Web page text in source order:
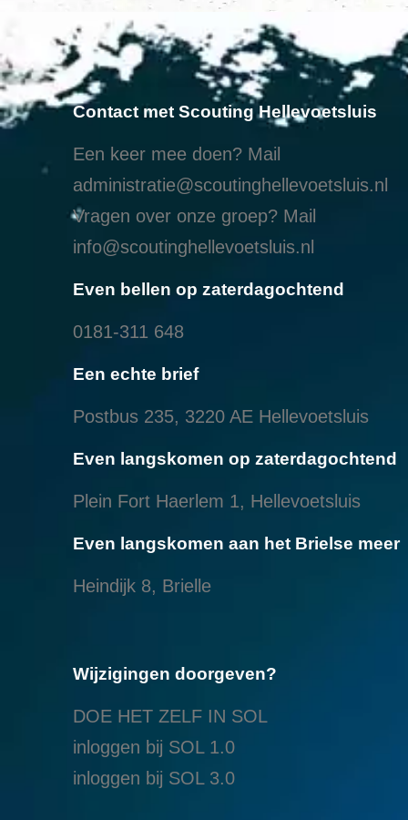
Contact met Scouting Hellevoetsluis
Een keer mee doen? Mail
administratie@scoutinghellevoetsluis.nl
Vragen over onze groep? Mail
info@scoutinghellevoetsluis.nl
Even bellen op zaterdagochtend
0181-311 648
Een echte brief
Postbus 235, 3220 AE Hellevoetsluis
Even langskomen op zaterdagochtend
Plein Fort Haerlem 1, Hellevoetsluis
Even langskomen aan het Brielse meer
Heindijk 8, Brielle
Wijzigingen doorgeven?
DOE HET ZELF IN SOL
inloggen bij SOL 1.0
inloggen bij SOL 3.0